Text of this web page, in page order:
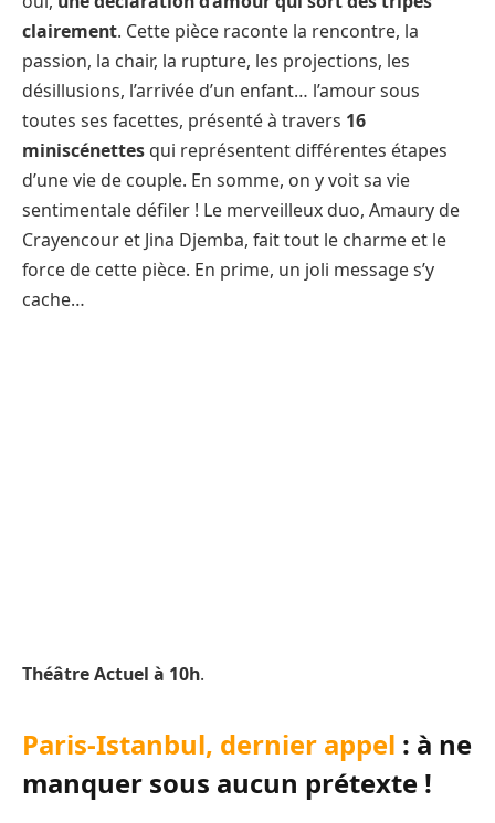
clairement. Cette pièce raconte la rencontre, la
passion, la chair, la rupture, les projections, les
désillusions, l’arrivée d’un enfant… l’amour sous
toutes ses facettes, présenté à travers 16
miniscénettes qui représentent différentes étapes
d’une vie de couple. En somme, on y voit sa vie
sentimentale défiler ! Le merveilleux duo, Amaury de
Crayencour et Jina Djemba, fait tout le charme et le
force de cette pièce. En prime, un joli message s’y
cache…
Théâtre Actuel à 10h.
Paris-Istanbul, dernier appel : à ne
manquer sous aucun prétexte !